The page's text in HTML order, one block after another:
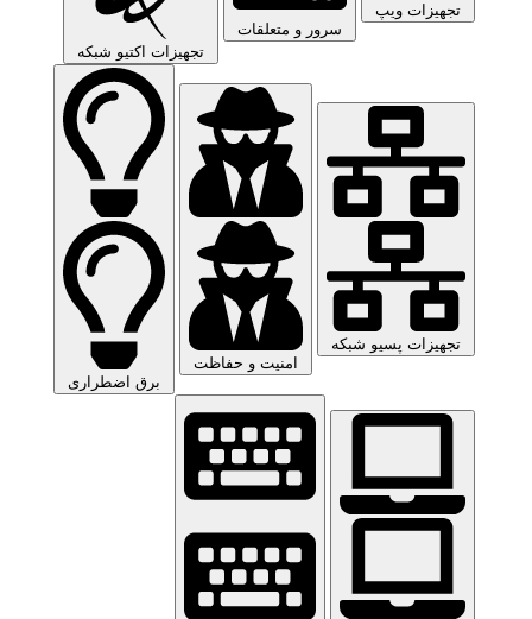
تجهیزات ویپ
سرور و متعلقات
تجهیزات اکتیو شبکه
تجهیزات پسیو شبکه
امنیت و حفاظت
برق اضطراری